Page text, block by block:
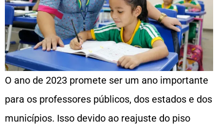
O ano de 2023 promete ser um ano importante
para os professores públicos, dos estados e dos
municípios. Isso devido ao reajuste do piso